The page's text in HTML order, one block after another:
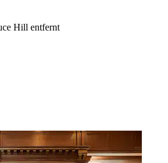
Hill entfernt